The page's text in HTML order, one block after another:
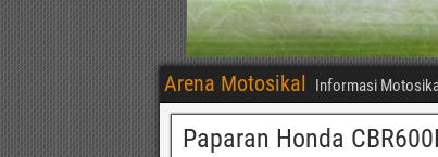
Arena Motosikal Informasi
Paparan Honda